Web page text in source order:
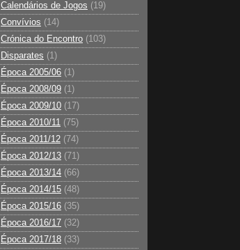
Calendários de Jogos (19)
Convívios (14)
Crónica do Encontro (103)
Disparates (1)
Época 2005/06 (1)
Época 2008/09 (1)
Época 2009/10 (17)
Época 2010/11 (75)
Época 2011/12 (74)
Época 2012/13 (71)
Época 2013/14 (66)
Época 2014/15 (48)
Época 2015/16 (35)
Época 2016/17 (32)
Época 2017/18 (33)